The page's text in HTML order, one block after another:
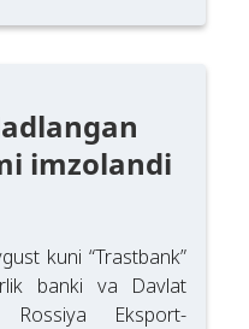
imzolandi
kuni “Trastbank”
banki va Davlat
Rossiya Eksport-